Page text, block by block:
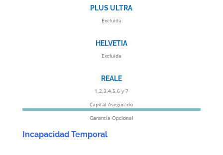
PLUS ULTRA
Excluida
HELVETIA
Excluida
REALE
1,2,3,4,5,6 y 7
Capital Asegurado
Garantía Opcional
Incapacidad Temporal